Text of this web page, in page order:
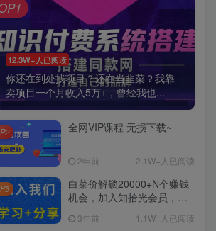
12.3W+人已阅读
你还在到处找项目？还在当韭菜？我靠
卖项目一个月收入5万+，曾经我也...
全网VIP课程 无损下载~
2年前 2.1W+人已阅读
白菜价解锁20000+N个赚钱
机会，加入知拾光会员，全
3年前 1.1W+人已阅读